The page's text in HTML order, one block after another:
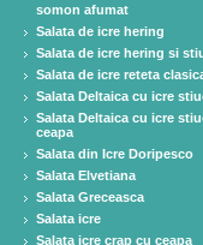
somon afumat
Salata de icre hering
Salata de icre hering si
Salata de icre reteta
Salata Deltaica cu icre
Salata Deltaica cu icre
ceapa
Salata din Icre Doripesco
Salata Elvetiana
Salata Greceasca
Salata icre
Salata icre crap cu ceapa